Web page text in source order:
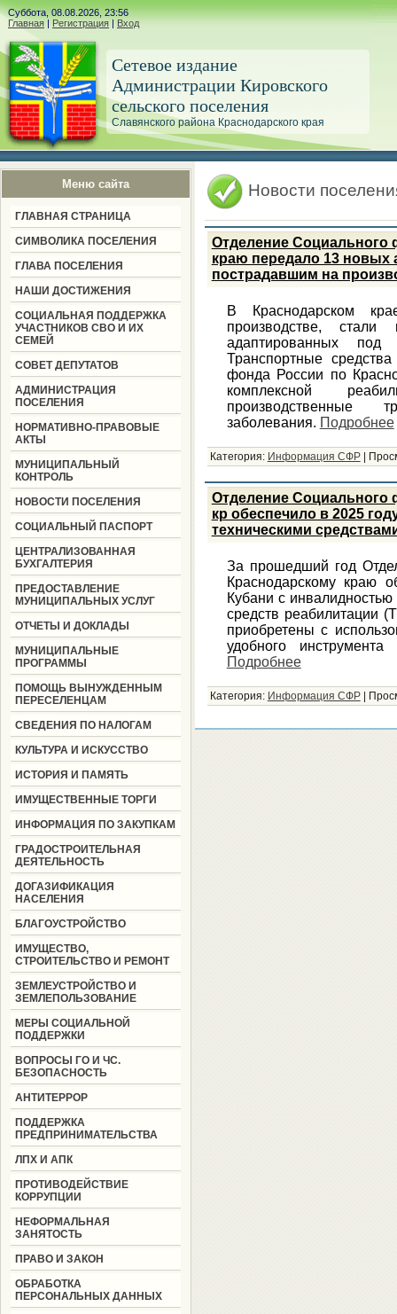
Суббота, 08.08.2026, 23:56
Главная | Регистрация | Вход
Сетевое издание
Администрации Кировского
сельского поселения
Славянского района Краснодарского края
Меню сайта
ГЛАВНАЯ СТРАНИЦА
СИМВОЛИКА ПОСЕЛЕНИЯ
ГЛАВА ПОСЕЛЕНИЯ
НАШИ ДОСТИЖЕНИЯ
СОЦИАЛЬНАЯ ПОДДЕРЖКА
УЧАСТНИКОВ СВО И ИХ
СЕМЕЙ
СОВЕТ ДЕПУТАТОВ
АДМИНИСТРАЦИЯ
ПОСЕЛЕНИЯ
НОРМАТИВНО-ПРАВОВЫЕ
АКТЫ
МУНИЦИПАЛЬНЫЙ
КОНТРОЛЬ
НОВОСТИ ПОСЕЛЕНИЯ
СОЦИАЛЬНЫЙ ПАСПОРТ
ЦЕНТРАЛИЗОВАННАЯ
БУХГАЛТЕРИЯ
ПРЕДОСТАВЛЕНИЕ
МУНИЦИПАЛЬНЫХ УСЛУГ
ОТЧЕТЫ И ДОКЛАДЫ
МУНИЦИПАЛЬНЫЕ
ПРОГРАММЫ
ПОМОЩЬ ВЫНУЖДЕННЫМ
ПЕРЕСЕЛЕНЦАМ
СВЕДЕНИЯ ПО НАЛОГАМ
КУЛЬТУРА И ИСКУССТВО
ИСТОРИЯ И ПАМЯТЬ
ИМУЩЕСТВЕННЫЕ ТОРГИ
ИНФОРМАЦИЯ ПО ЗАКУПКАМ
ГРАДОСТРОИТЕЛЬНАЯ
ДЕЯТЕЛЬНОСТЬ
ДОГАЗИФИКАЦИЯ
НАСЕЛЕНИЯ
БЛАГОУСТРОЙСТВО
ИМУЩЕСТВО,
СТРОИТЕЛЬСТВО И РЕМОНТ
ЗЕМЛЕУСТРОЙСТВО И
ЗЕМЛЕПОЛЬЗОВАНИЕ
МЕРЫ СОЦИАЛЬНОЙ
ПОДДЕРЖКИ
ВОПРОСЫ ГО И ЧС.
БЕЗОПАСНОСТЬ
АНТИТЕРРОР
ПОДДЕРЖКА
ПРЕДПРИНИМАТЕЛЬСТВА
ЛПХ И АПК
ПРОТИВОДЕЙСТВИЕ
КОРРУПЦИИ
НЕФОРМАЛЬНАЯ
ЗАНЯТОСТЬ
ПРАВО И ЗАКОН
ОБРАБОТКА
ПЕРСОНАЛЬНЫХ ДАННЫХ
Новости
Отделение Социального
краю передало 13 новых
пострадавшим на
В Краснодарском
производстве, стали
адаптированных под
Транспортные
фонда России по
комплексной
производственные
заболевания. Подробнее
Категория: Информация СФР
Отделение Социального
кр обеспечило в 2025
техническими
За прошедший год
Краснодарскому краю
Кубани с
средств реабилитации
приобретены с
удобного
Подробнее
Категория: Информация СФР